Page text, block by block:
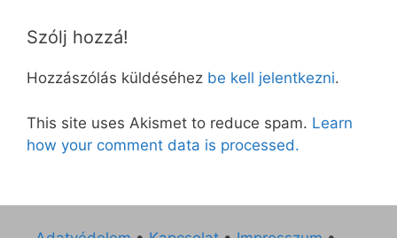
Szólj hozzá!
Hozzászólás küldéséhez be kell jelentkezni.
This site uses Akismet to reduce spam. Learn
how your comment data is processed.